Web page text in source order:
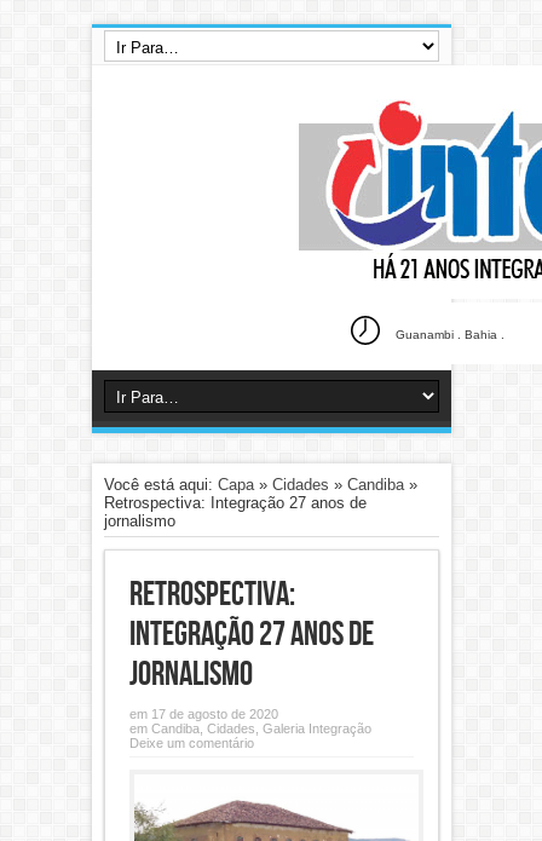
Guanambi . Bahia .
Você está aqui: Capa» Cidades » Candiba»
Retrospectiva: Integração 27 anos de
jornalismo
Retrospectiva:
Integração 27 anos de
jornalismo
em 17 de agosto de 2020
em Candiba, Cidades Galeria Integração
Deixe um comentário